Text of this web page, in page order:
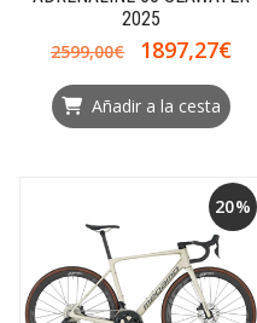
2025
2599,00€
1897,27€
Añadir a la cesta
20%